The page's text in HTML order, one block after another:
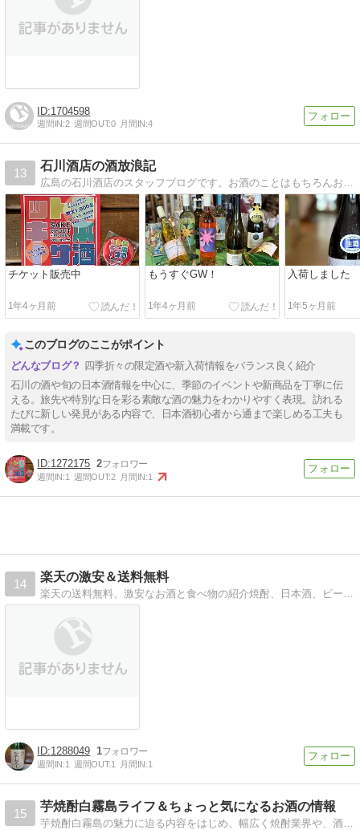
1704598
週間IN:2 週間OUT:0 月間IN:4
13
石川酒店の酒放浪記
広島の石川酒店のスタッフブログです。お酒のことはもちろんおいしいお店やおつまみまで、楽しくお送りします。
チケット販売中
1年4ヶ月前
もうすぐGW！
1年4ヶ月前
入荷しました
1年5ヶ月前
このブログのここがポイント
四季折々の限定酒や新入荷情報をバランス良く紹介
石川の酒や旬の日本酒情報を中心に、季節のイベントや新商品を丁寧に伝
える。旅先や特別な日を彩る素敵な酒の魅力をわかりやすく表現。訪れる
たびに新しい発見がある内容で、日本酒初心者から通まで楽しめる工夫も
満載です。
1272175 2
週間IN:1 週間OUT:2 月間IN:1
14
楽天の激安＆送料無料
1288049 1
週間IN:1 週間OUT:1 月間IN:1
15
芋焼酎白霧島ライフ＆ちょっと気になるお酒の情報
芋焼酎白霧島の魅力に迫る内容をはじめ、幅広く焼酎業界や、酒類業界の情報を発信していくブログ内容です。